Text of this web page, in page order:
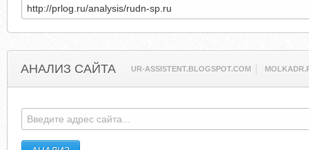
АНАЛИЗ САЙТА UR-ASSISTENT.BLOGSPOT.COM